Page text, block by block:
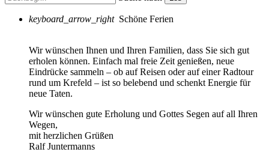
keyboard_arrow_right Schöne Ferien
Wir wünschen Ihnen und Ihren Familien, dass Sie sich gut
erholen können. Einfach mal freie Zeit genießen, neue
Eindrücke sammeln – ob auf Reisen oder auf einer Radtour
rund um Krefeld – ist so belebend und schenkt Energie für
neue Taten.
Wir wünschen gute Erholung und Gottes Segen auf all Ihren
Wegen,
mit herzlichen Grüßen
Ralf Juntermanns